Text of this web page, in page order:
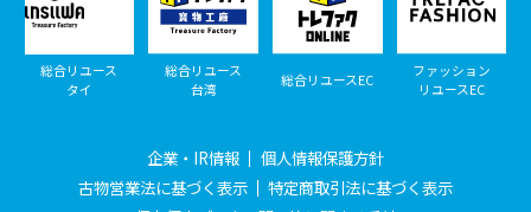
総合リユース
タイ
総合リユース
台湾
総合リユースEC
ファッション
リユースEC
企業・IR情報
個人情報保護方針
古物営業法に基づく表示
特定商取引法に基づく表示